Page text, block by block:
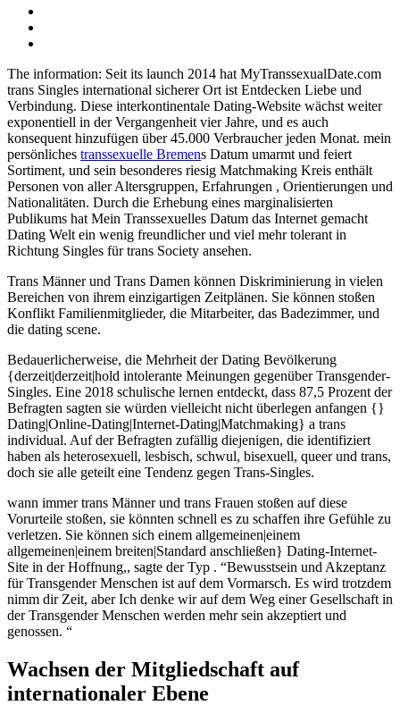
The information: Seit its launch 2014 hat MyTranssexualDate.com
trans Singles international sicherer Ort ist Entdecken Liebe und
Verbindung. Diese interkontinentale Dating-Website wächst weiter
exponentiell in der Vergangenheit vier Jahre, und es auch
konsequent hinzufügen über 45.000 Verbraucher jeden Monat. mein
persönliches transsexuelle Bremens Datum umarmt und feiert
Sortiment, und sein besonderes riesig Matchmaking Kreis enthält
Personen von aller Altersgruppen, Erfahrungen , Orientierungen und
Nationalitäten. Durch die Erhebung eines marginalisierten
Publikums hat Mein Transsexuelles Datum das Internet gemacht
Dating Welt ein wenig freundlicher und viel mehr tolerant in
Richtung Singles für trans Society ansehen.
Trans Männer und Trans Damen können Diskriminierung in vielen
Bereichen von ihrem einzigartigen Zeitplänen. Sie können stoßen
Konflikt Familienmitglieder, die Mitarbeiter, das Badezimmer, und
die dating scene.
Bedauerlicherweise, die Mehrheit der Dating Bevölkerung
{derzeit|derzeit|hold intolerante Meinungen gegenüber Transgender-
Singles. Eine 2018 schulische lernen entdeckt, dass 87,5 Prozent der
Befragten sagten sie würden vielleicht nicht überlegen anfangen {}
Dating|Online-Dating|Internet-Dating|Matchmaking} a trans
individual. Auf der Befragten zufällig diejenigen, die identifiziert
haben als heterosexuell, lesbisch, schwul, bisexuell, queer und trans,
doch sie alle geteilt eine Tendenz gegen Trans-Singles.
wann immer trans Männer und trans Frauen stoßen auf diese
Vorurteile stoßen, sie könnten schnell es zu schaffen ihre Gefühle zu
verletzen. Sie können sich einem allgemeinen|einem
allgemeinen|einem breiten|Standard anschließen} Dating-Internet-
Site in der Hoffnung,, sagte der Typ . “Bewusstsein und Akzeptanz
für Transgender Menschen ist auf dem Vormarsch. Es wird trotzdem
nimm dir Zeit, aber Ich denke wir auf dem Weg einer Gesellschaft in
der Transgender Menschen werden mehr sein akzeptiert und
genossen. “
Wachsen der Mitgliedschaft auf
internationaler Ebene